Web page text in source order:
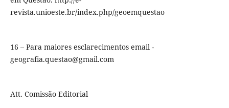
revista.unioeste.br/index.php/geoemquestao
16 – Para maiores esclarecimentos email -
geografia.questao@gmail.com
Att. Comissão Editorial